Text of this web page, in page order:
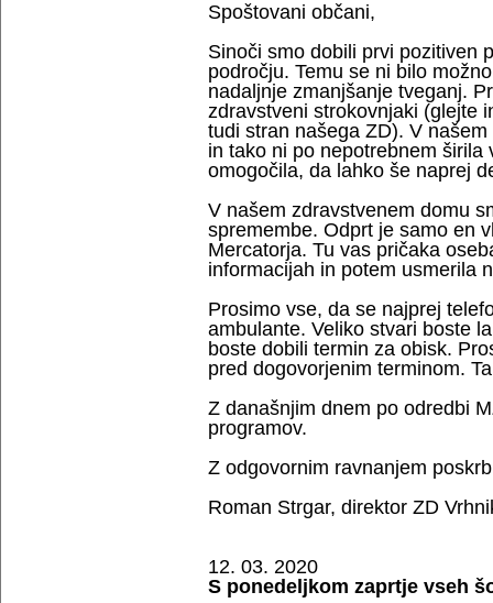
Spoštovani občani,
Sinoči smo dobili prvi pozitiven
področju. Temu se ni bilo
nadaljnje zmanjšanje tveganj.
zdravstveni strokovnjaki (glejte
tudi stran našega ZD). V
in tako ni po nepotrebnem
omogočila, da lahko še naprej
V našem zdravstvenem domu
spremembe. Odprt je samo en
Mercatorja. Tu vas pričaka
informacijah in potem usmerila
Prosimo vse, da se najprej
ambulante. Veliko stvari boste
boste dobili termin za obisk.
pred dogovorjenim terminom.
Z današnjim dnem po odredbi
programov.
Z odgovornim ravnanjem
Roman Strgar, direktor ZD
12. 03. 2020
S ponedeljkom zaprtje vseh